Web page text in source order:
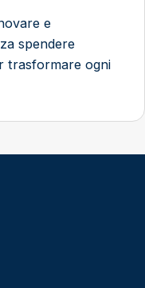
e
spendere
trasformare ogni